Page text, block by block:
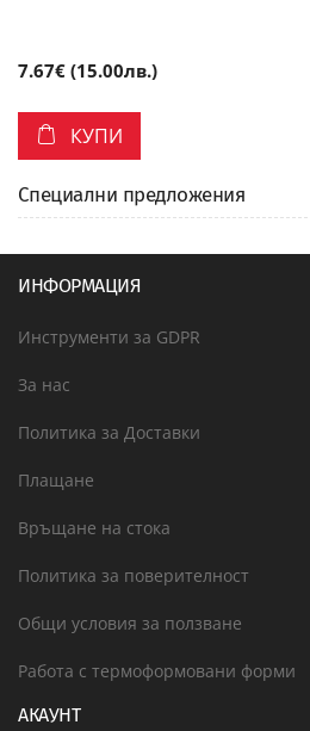
7.67€ (15.00лв.)
КУПИ
Специални предложения
ИНФОРМАЦИЯ
Инструменти за GDPR
За нас
Политика за Доставки
Плащане
Връщане на стока
Политика за поверителност
Общи условия за ползване
Работа с термоформовани форми
АКАУНТ